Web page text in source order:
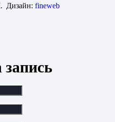
Дизайн: fineweb
запись